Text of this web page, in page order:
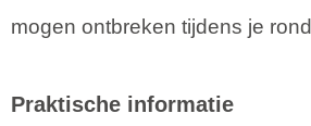
mogen ontbreken tijdens je
Praktische informatie